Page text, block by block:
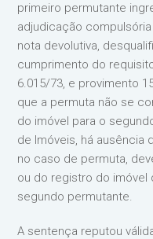
primeiro permutante
adjudicação
nota devolutiva,
cumprimento do
6.015/73, e provimento
que a permuta não se
do imóvel para o
de Imóveis, há ausência
no caso de permuta,
ou do registro do imóvel
segundo permutante.
A sentença reputou